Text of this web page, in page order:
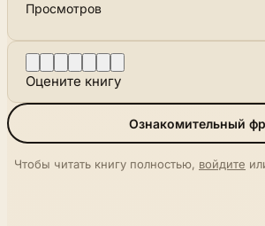
Просмотров
Оцените книгу
Ознакомительный
Чтобы читать книгу полностью, войдите